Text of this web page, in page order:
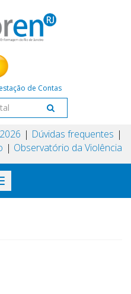
de Contas
Dúvidas frequentes
Observatório da Violência